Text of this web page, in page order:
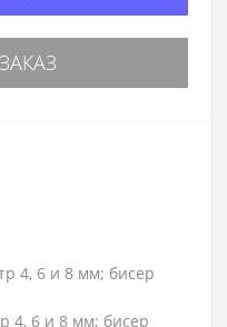
4, 6 и 8 мм; бисер
4, 6 и 8 мм; бисер